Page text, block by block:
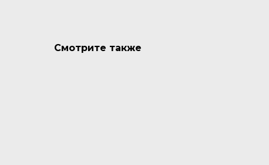
Смотрите также